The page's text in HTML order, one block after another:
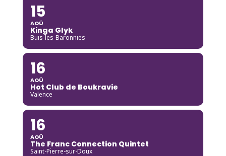
15
AOÛ
Kinga Glyk
Buis-les-Baronnies
16
AOÛ
Hot Club de Boukravie
Valence
16
AOÛ
The Franc Connection Quintet
Saint-Pierre-sur-Doux